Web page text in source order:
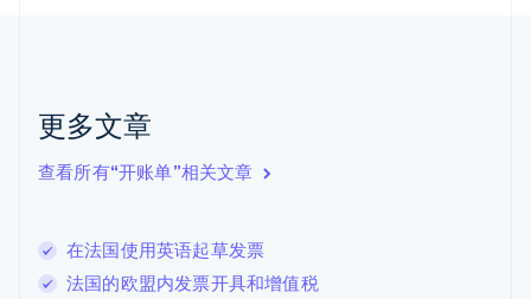
更多文章
查看所有“开账单”相关文章
在法国使用英语起草发票
法国的欧盟内发票开具和增值税
立陶宛
列支敦士登
FrançaisDeutschEnglish
罗马尼亚
English